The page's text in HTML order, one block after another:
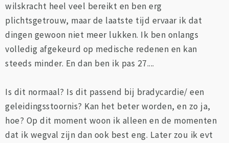
wilskracht heel veel bereikt en ben erg
plichtsgetrouw, maar de laatste tijd ervaar ik dat
dingen gewoon niet meer lukken. Ik ben onlangs
volledig afgekeurd op medische redenen en kan
steeds minder. En dan ben ik pas 27....
Is dit normaal? Is dit passend bij bradycardie/ een
geleidingsstoornis? Kan het beter worden, en zo ja,
hoe? Op dit moment woon ik alleen en de momenten
dat ik wegval zijn dan ook best eng. Later zou ik evt